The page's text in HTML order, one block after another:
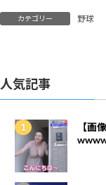
カテゴリー 野球
人気記事
【画